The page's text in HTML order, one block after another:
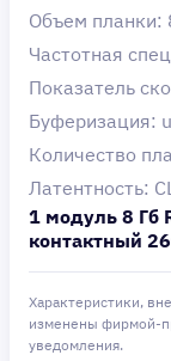
Объем
Частотная
Показатель
Буферизация:
Количество
Латентность:
1 модуль 8 Гб
контактный
Характеристики,
изменены фирмой-
уведомления.